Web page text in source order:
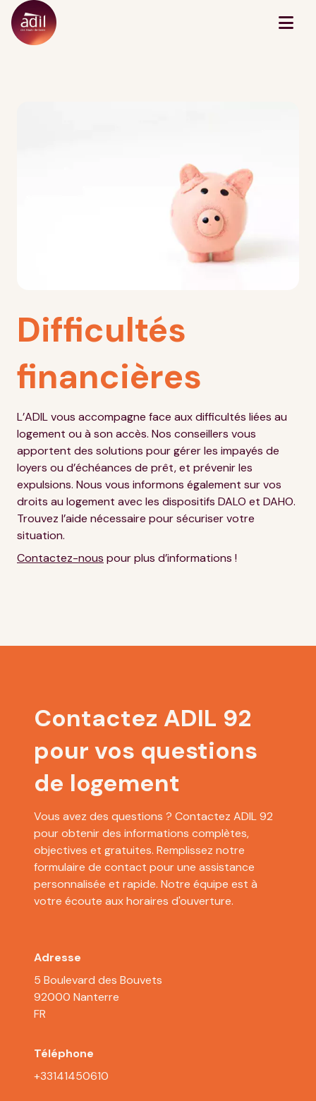
Difficultés
financières
L’ADIL vous accompagne face aux difficultés liées au
logement ou à son accès. Nos conseillers vous
apportent des solutions pour gérer les impayés de
loyers ou d’échéances de prêt, et prévenir les
expulsions. Nous vous informons également sur vos
droits au logement avec les dispositifs DALO et DAHO.
Trouvez l’aide nécessaire pour sécuriser votre
situation.
Contactez-nous pour plus d’informations !
Contactez ADIL 92
pour vos questions
de logement
Vous avez des questions ? Contactez ADIL 92
pour obtenir des informations complètes,
objectives et gratuites. Remplissez notre
formulaire de contact pour une assistance
personnalisée et rapide. Notre équipe est à
votre écoute aux horaires d'ouverture.
Adresse
5 Boulevard des Bouvets
92000 Nanterre
FR
Téléphone
+33141450610